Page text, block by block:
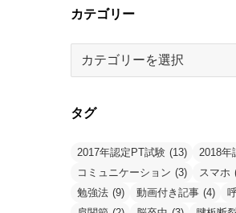
カテゴリー
リ
タグ
2017年認定PT試験 (13) 2018年
コミュニケーション (3) スマホ
勉強法 (9) 動画付き記事 (4)